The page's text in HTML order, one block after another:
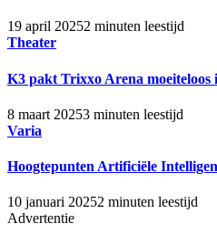
19 april 20252 minuten leestijd
Theater
K3 pakt Trixxo Arena moeiteloos
8 maart 20253 minuten leestijd
Varia
Hoogtepunten Artificiële
10 januari 20252 minuten leestijd
Advertentie